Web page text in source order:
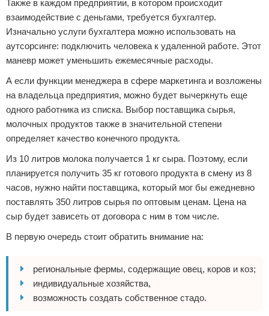
Также в каждом предприятии, в котором происходит
взаимодействие с деньгами, требуется бухгалтер.
Изначально услуги бухгалтера можно использовать на
аутсорсинге: подключить человека к удаленной работе. Этот
маневр может уменьшить ежемесячные расходы.
А если функции менеджера в сфере маркетинга и возложены
на владельца предприятия, можно будет вычеркнуть еще
одного работника из списка. Выбор поставщика сырья,
молочных продуктов также в значительной степени
определяет качество конечного продукта.
Из 10 литров молока получается 1 кг сыра. Поэтому, если
планируется получить 35 кг готового продукта в смену из 8
часов, нужно найти поставщика, который мог бы ежедневно
поставлять 350 литров сырья по оптовым ценам. Цена на
сыр будет зависеть от договора с ним в том числе.
В первую очередь стоит обратить внимание на:
региональные фермы, содержащие овец, коров и коз;
индивидуальные хозяйства,
возможность создать собственное стадо.